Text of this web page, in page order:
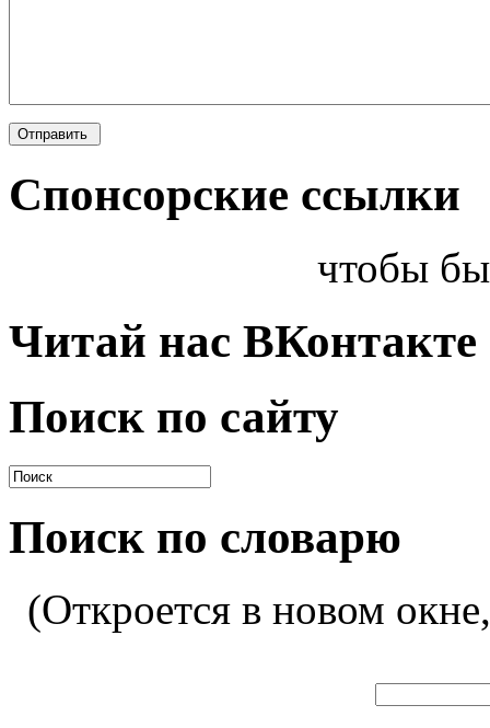
Спонсорские ссылки
чтобы
Читай нас ВКонтакте
Поиск по сайту
Поиск по словарю
(Откроется в новом